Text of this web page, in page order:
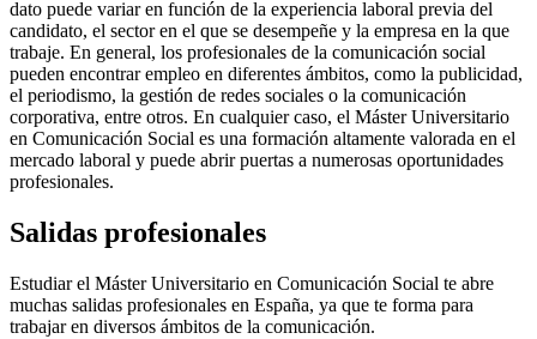
dato puede variar en función de la experiencia laboral previa del
candidato, el sector en el que se desempeñe y la empresa en la que
trabaje. En general, los profesionales de la comunicación social
pueden encontrar empleo en diferentes ámbitos, como la publicidad,
el periodismo, la gestión de redes sociales o la comunicación
corporativa, entre otros. En cualquier caso, el Máster Universitario
en Comunicación Social es una formación altamente valorada en el
mercado laboral y puede abrir puertas a numerosas oportunidades
profesionales.
Salidas profesionales
Estudiar el Máster Universitario en Comunicación Social te abre
muchas salidas profesionales en España, ya que te forma para
trabajar en diversos ámbitos de la comunicación.